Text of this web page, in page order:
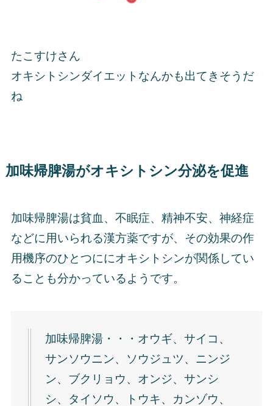
たこすけさん
オキシトシンダイエットなんかも出てきそうだ
ね
加味帰脾湯がオキシトシン分泌を促進
加味帰脾湯は貧血、不眠症、精神不安、神経症
などに用いられる漢方薬ですが、その効果の作
用機序のひとつににオキシトシンが関係してい
ることも分かっているようです。
加味帰脾湯・・・オウギ、サイコ、
サンソウニン、ソウジュツ、ニンジ
ン、ブクリョウ、オンジ、サンシ
シ、タイソウ、トウキ、カンゾウ、